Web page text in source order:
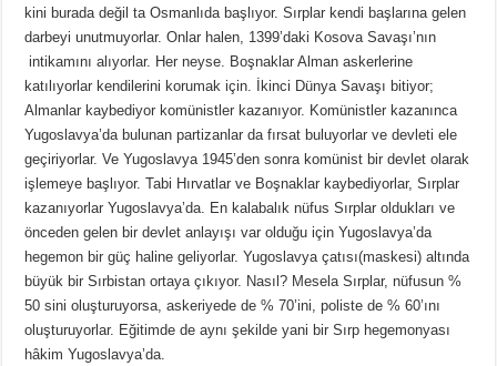
kini burada değil ta Osmanlıda başlıyor. Sırplar kendi başlarına gelen
darbeyi unutmuyorlar. Onlar halen, 1399’daki Kosova Savaşı’nın
intikamını alıyorlar. Her neyse. Boşnaklar Alman askerlerine
katılıyorlar kendilerini korumak için. İkinci Dünya Savaşı bitiyor;
Almanlar kaybediyor komünistler kazanıyor. Komünistler kazanınca
Yugoslavya’da bulunan partizanlar da fırsat buluyorlar ve devleti ele
geçiriyorlar. Ve Yugoslavya 1945’den sonra komünist bir devlet olarak
işlemeye başlıyor. Tabi Hırvatlar ve Boşnaklar kaybediyorlar, Sırplar
kazanıyorlar Yugoslavya’da. En kalabalık nüfus Sırplar oldukları ve
önceden gelen bir devlet anlayışı var olduğu için Yugoslavya’da
hegemon bir güç haline geliyorlar. Yugoslavya çatısı(maskesi) altında
büyük bir Sırbistan ortaya çıkıyor. Nasıl? Mesela Sırplar, nüfusun %
50 sini oluşturuyorsa, askeriyede de % 70’ini, poliste de % 60’ını
oluşturuyorlar. Eğitimde de aynı şekilde yani bir Sırp hegemonyası
hâkim Yugoslavya’da.